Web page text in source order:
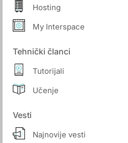
Hosting
My Interspace
Tehnički članci
Tutorijali
Učenje
Vesti
Najnovije vesti